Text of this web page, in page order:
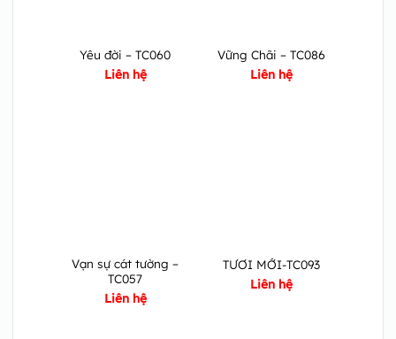
Yêu đời – TC060
Liên hệ
Vững Chãi – TC086
Liên hệ
Vạn sự cát tường –
TC057
Liên hệ
TƯƠI MỚI-TC093
Liên hệ